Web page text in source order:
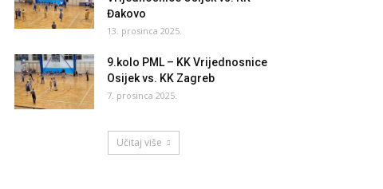
Đakovo
13. prosinca 2025.
9.kolo PML – KK Vrijednosnice
Osijek vs. KK Zagreb
7. prosinca 2025.
Učitaj više